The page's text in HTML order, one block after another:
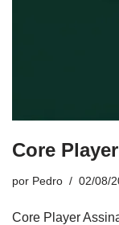
Core
por Pedro 02/08/
Core Player